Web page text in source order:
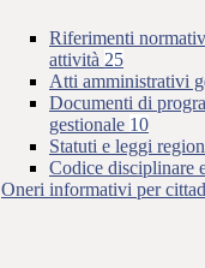
Riferimenti
attività 25
Atti amministrativi
Documenti di
gestionale 10
Statuti e leggi
Codice disciplinare
Oneri informativi per